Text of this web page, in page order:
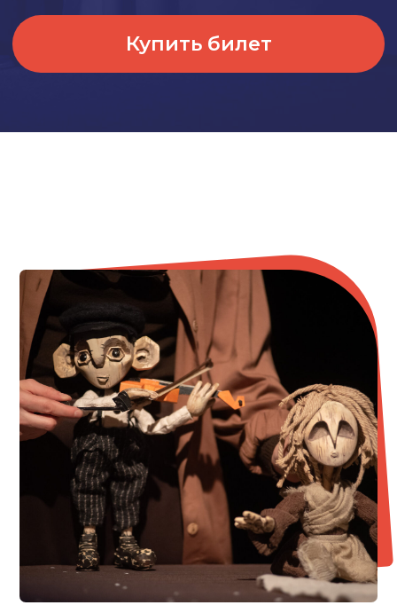
О спектакле
«Почему нет рая на земле?
Вы можете мне ответить на этот
вопрос?
Не трудитесь. Бесполезно.
До вас уже несколько тысяч лет взрослые
люди, поумней и пообразованней, сколько
ни пыхтели, найти вразумительного
ответа не смогли.
А я знаю…"
Это история про еврейского мальчика из
Бобруйска. В воспоминаниях о детстве
зрителям рассказывают о трагедии,
пережитой главными героями в середине
прошлого века.
Автор повести умеет рассказывать о
серьезных вещах непредвзято и с долей